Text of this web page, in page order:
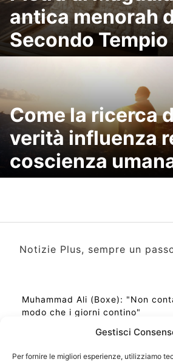
Gestisci
Per fornire le migliori esperienze, utilizziamo
antica menorah
Secondo
Come la ricerca
verità influenza
coscienza
Notizie Plus, sempre un
Muhammad Ali (Boxe): "Non
modo che i giorni contino"